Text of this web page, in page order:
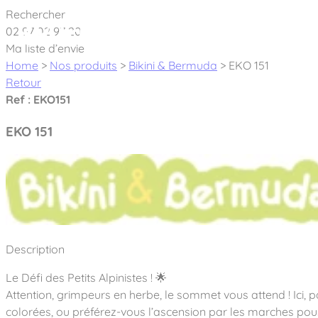
Cookies management panel
Créateur et fabricant d’aires de jeux &
Nos dernières actualités
À propos
Nos Garanties
Notre concept
Aires de jeux Bikini & Bermuda®
Tous nos jeux
Jeux inclusifs
Sport & Fitness Sport&Co®
Agrès fitness
Mobilier & accessoires
Rechercher
02 97 02 97 20
Ma liste d’envie
Home > Nos produits > Bikini & Bermuda > EKO 151
Retour
Ref : EKO151
EKO 151
Description
Le Défi des Petits Alpinistes ! 🌟
Attention, grimpeurs en herbe, le sommet vous attend ! Ici,
colorées, ou préférez-vous l’ascension par les marches